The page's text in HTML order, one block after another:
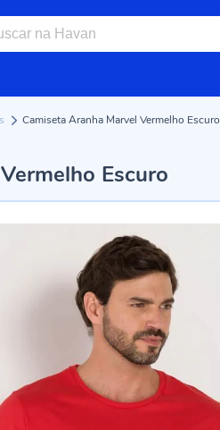
Camiseta Aranha Marvel Vermelho Escuro
Escuro